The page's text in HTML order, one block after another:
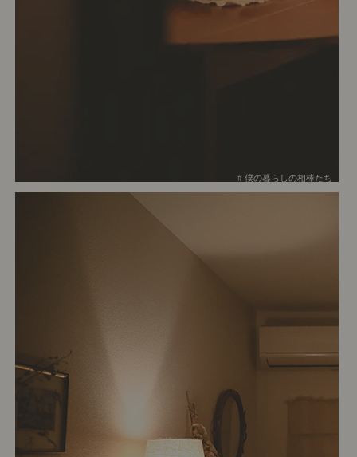
# 僕の暮らしの相棒たち